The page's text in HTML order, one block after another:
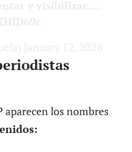
aparecen los nombres